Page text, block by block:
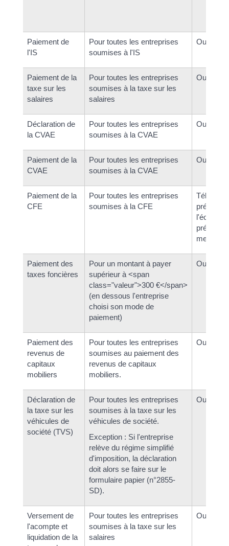
Paiement de
l'IS
Pour toutes les entreprises
soumises à l'IS
Oui
Paiement de la
taxe sur les
salaires
Pour toutes les entreprises
soumises à la taxe sur les
salaires
Oui
Déclaration de
la CVAE
Pour toutes les entreprises
soumises à la CVAE
Oui
Paiement de la
CVAE
Pour toutes les entreprises
soumises à la CVAE
Oui
Paiement de la
CFE
Pour toutes les entreprises
soumises à la CFE
mensuel
Paiement des
taxes foncières
Pour un montant à payer
supérieur à <span
class="valeur">300 €</span>
(en dessous l'entreprise
choisi son mode de
paiement)
Oui
Paiement des
revenus de
capitaux
mobiliers
Pour toutes les entreprises
soumises au paiement des
revenus de capitaux
mobiliers.
Oui
Déclaration de
la taxe sur les
véhicules de
société (TVS)
Pour toutes les entreprises
soumises à la taxe sur les
véhicules de société.
Exception : Si l'entreprise
relève du régime simplifié
d'imposition, la déclaration
doit alors se faire sur le
formulaire papier (n°2855-
SD).
Oui
Versement de
l'acompte et
liquidation de la
Pour toutes les entreprises
soumises à la taxe sur les
salaires
Oui